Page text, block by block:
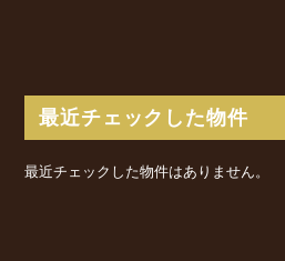
最近チェックした物件
最近チェックした物件はありません。